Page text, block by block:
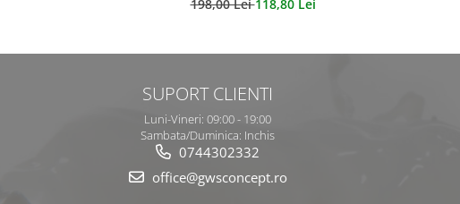
198,00 Lei118,80 Lei
SUPORT CLIENTI
Luni-Vineri: 09:00 - 19:00
Sambata/Duminica: Inchis
0744302332
office@gwsconcept.ro